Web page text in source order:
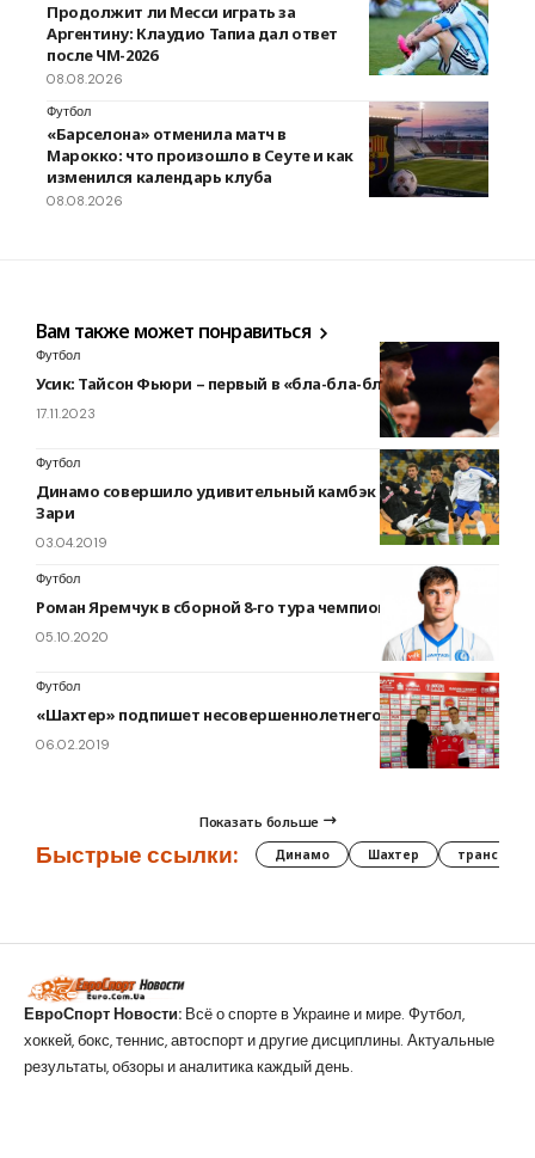
Продолжит ли Месси играть за
Аргентину: Клаудио Тапиа дал ответ
после ЧМ-2026
08.08.2026
Футбол
«Барселона» отменила матч в
Марокко: что произошло в Сеуте и как
изменился календарь клуба
08.08.2026
Вам также может понравиться
Футбол
Усик: Тайсон Фьюри – первый в «бла-бла-бла»
17.11.2023
Футбол
Динамо совершило удивительный камбэк в игре против
Зари
03.04.2019
Футбол
Роман Яремчук в сборной 8-го тура чемпионата Бельгии
05.10.2020
Футбол
«Шахтер» подпишет несовершеннолетнего балканця
06.02.2019
Показать больше
Быстрые ссылки: Динамо Шахтер трансферы
ЕвроСпорт Новости: Всё о спорте в Украине и мире. Футбол,
хоккей, бокс, теннис, автоспорт и другие дисциплины. Актуальные
результаты, обзоры и аналитика каждый день.